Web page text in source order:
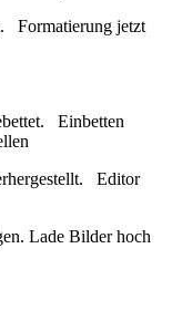
Formatierung jetzt
Einbetten
Editor
Lade Bilder hoch